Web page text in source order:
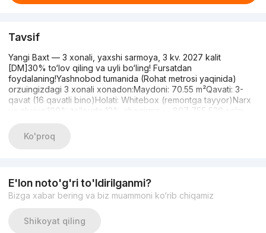
Tavsif
Yangi Baxt — 3 xonali, yaxshi sarmoya, 3 kv. 2027 kalit
[DM]30% to‘lov qiling va uyli bo‘ling! Fursatdan
foydalaning!Yashnobod tumanida (Rohat metrosi yaqinida)
orzuingizdagi 3 xonali xonadon:Maydoni: 70.55 m²Qavati: 3-
qavat (16 qavatli bino)Holati: Whitebox (remontga tayyor)Narx
va aksiya:100% to‘lovda 12% chegirma — 807 755 520 so‘m
boring!Topshirish muddati: 2027-yil 3 kv.To‘g‘ridan-to‘g‘ri
sotuv!Qo‘ng‘iroq qiling yoki telegramga yozing:Davron
Ko'proq
E'lon noto'g'ri to'ldirilganmi?
Bizga xabar bering va biz muammoni ko‘rib chiqamiz
Shikoyat qiling